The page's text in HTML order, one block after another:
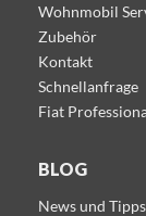
Wohnmobil
Zubehör
Kontakt
Schnellanfrage
Fiat
BLOG
News und Tipps